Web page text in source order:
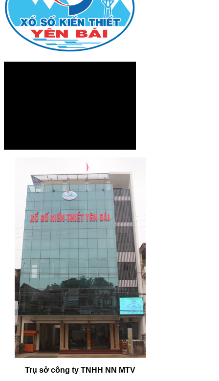
Trụ sở công ty TNHH NN MTV